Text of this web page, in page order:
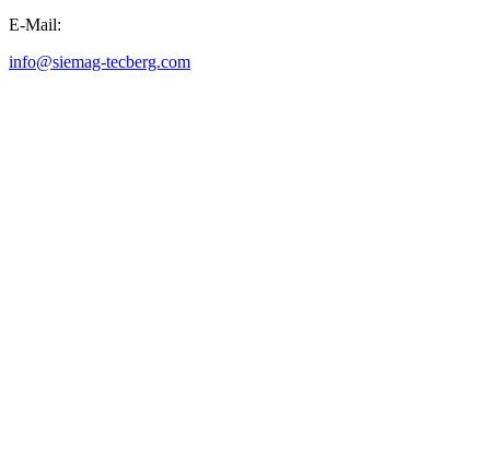
E-Mail:
info@siemag-tecberg.com